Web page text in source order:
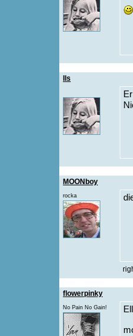
Ils
MOONboy
rocka
flowerpinky
No Pain No Gain!